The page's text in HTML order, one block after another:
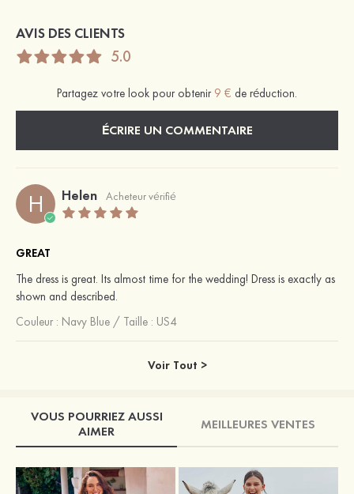
AVIS DES CLIENTS
5.0
Partagez votre look pour obtenir 9 € de réduction.
ÉCRIRE UN COMMENTAIRE
H Helen Acheteur vérifié
GREAT
The dress is great. Its almost time for the wedding! Dress is exactly as
shown and described.
Couleur : Navy Blue / Taille : US4
Voir Tout >
VOUS POURRIEZ AUSSI
AIMER
MEILLEURES VENTES